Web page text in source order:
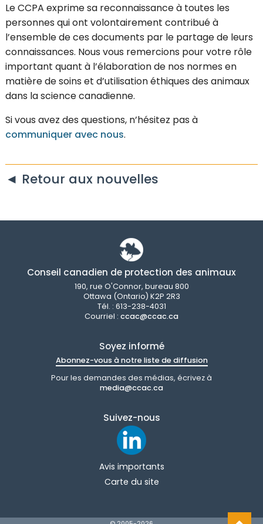
Le CCPA exprime sa reconnaissance à toutes les
personnes qui ont volontairement contribué à
l’ensemble de ces documents par le partage de leurs
connaissances. Nous vous remercions pour votre rôle
important quant à l’élaboration de nos normes en
matière de soins et d’utilisation éthiques des animaux
dans la science canadienne.
Si vous avez des questions, n’hésitez pas à
communiquer avec nous.
◄ Retour aux nouvelles
Conseil canadien de protection des animaux
190, rue O'Connor, bureau 800
Ottawa (Ontario) K2P 2R3
Tél. : 613-238-4031
Courriel : ccac@ccac.ca
Soyez informé
Abonnez-vous à notre liste de diffusion
Pour les demandes des médias, écrivez à
media@ccac.ca
Suivez-nous
Avis importants
Carte du site